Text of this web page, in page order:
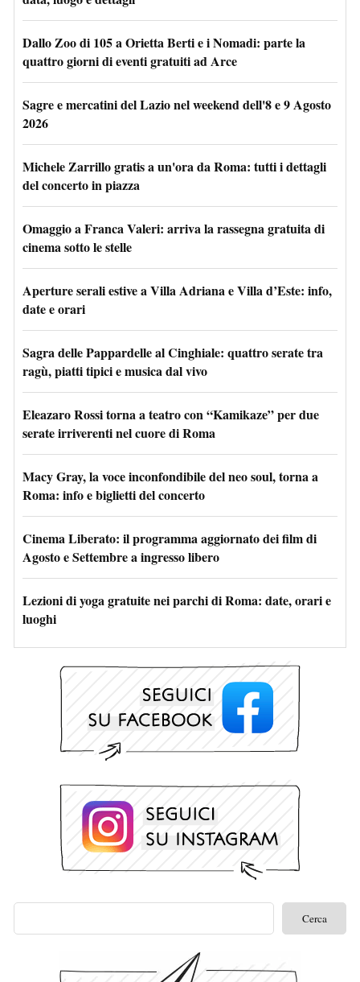
Dallo Zoo di 105 a Orietta Berti e i Nomadi: parte la
quattro giorni di eventi gratuiti ad Arce
Sagre e mercatini del Lazio nel weekend dell'8 e 9 Agosto
2026
Michele Zarrillo gratis a un'ora da Roma: tutti i dettagli
del concerto in piazza
Omaggio a Franca Valeri: arriva la rassegna gratuita di
cinema sotto le stelle
Aperture serali estive a Villa Adriana e Villa d’Este: info,
date e orari
Sagra delle Pappardelle al Cinghiale: quattro serate tra
ragù, piatti tipici e musica dal vivo
Eleazaro Rossi torna a teatro con “Kamikaze” per due
serate irriverenti nel cuore di Roma
Macy Gray, la voce inconfondibile del neo soul, torna a
Roma: info e biglietti del concerto
Cinema Liberato: il programma aggiornato dei film di
Agosto e Settembre a ingresso libero
Lezioni di yoga gratuite nei parchi di Roma: date, orari e
luoghi